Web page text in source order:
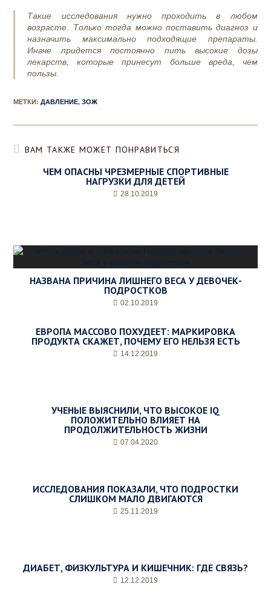
Такие исследования нужно проходить в любом
возрасте. Только тогда можно поставить диагноз и
назначить максимально подходящие препараты.
Иначе придется постоянно пить высокие дозы
лекарств, которые принесут больше вреда, чем
пользы.
МЕТКИ:ДАВЛЕНИЕ, ЗОЖ
ВАМ ТАКЖЕ МОЖЕТ ПОНРАВИТЬСЯ
ЧЕМ ОПАСНЫ ЧРЕЗМЕРНЫЕ СПОРТИВНЫЕ
НАГРУЗКИ ДЛЯ ДЕТЕЙ
28.10.2019
НАЗВАНА ПРИЧИНА ЛИШНЕГО ВЕСА У ДЕВОЧЕК-
ПОДРОСТКОВ
02.10.2019
ЕВРОПА МАССОВО ПОХУДЕЕТ: МАРКИРОВКА
ПРОДУКТА СКАЖЕТ, ПОЧЕМУ ЕГО НЕЛЬЗЯ ЕСТЬ
14.12.2019
УЧЕНЫЕ ВЫЯСНИЛИ, ЧТО ВЫСОКОЕ IQ
ПОЛОЖИТЕЛЬНО ВЛИЯЕТ НА
ПРОДОЛЖИТЕЛЬНОСТЬ ЖИЗНИ
07.04.2020
ИССЛЕДОВАНИЯ ПОКАЗАЛИ, ЧТО ПОДРОСТКИ
СЛИШКОМ МАЛО ДВИГАЮТСЯ
25.11.2019
ДИАБЕТ, ФИЗКУЛЬТУРА И КИШЕЧНИК: ГДЕ СВЯЗЬ?
12.12.2019